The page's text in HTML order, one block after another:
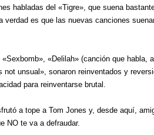
habladas del «Tigre», que suena
es que las nuevas canciones
«Delilah» (canción que habla,
not unsual», sonaron reinventados y
para reinventarse brutal.
a tope a Tom Jones y, desde aquí,
NO te va a defraudar.